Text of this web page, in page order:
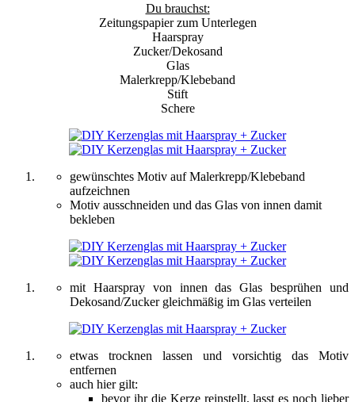
Du brauchst:
Zeitungspapier zum Unterlegen
Haarspray
Zucker/Dekosand
Glas
Malerkrepp/Klebeband
Stift
Schere
gewünschtes Motiv auf Malerkrepp/Klebeband
aufzeichnen
Motiv ausschneiden und das Glas von innen damit
bekleben
mit Haarspray von innen das Glas besprühen und
Dekosand/Zucker gleichmäßig im Glas verteilen
etwas trocknen lassen und vorsichtig das Motiv
entfernen
auch hier gilt:
bevor ihr die Kerze reinstellt, lasst es noch lieber